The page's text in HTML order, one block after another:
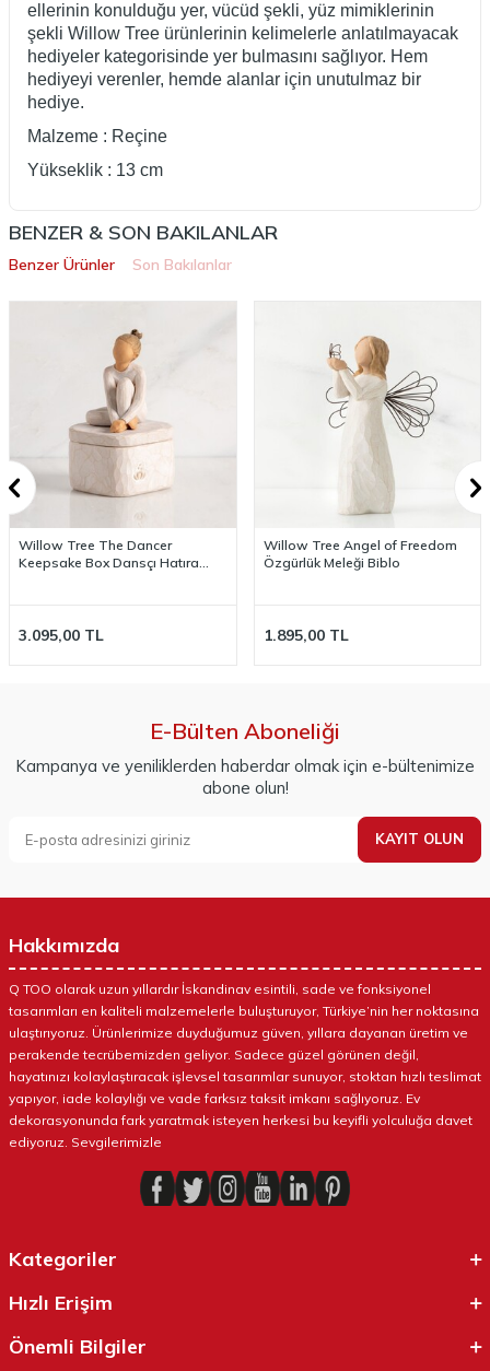
ellerinin konulduğu yer, vücüd şekli, yüz mimiklerinin
şekli Willow Tree ürünlerinin kelimelerle anlatılmayacak
hediyeler kategorisinde yer bulmasını sağlıyor. Hem
hediyeyi verenler, hemde alanlar için unutulmaz bir
hediye.
Malzeme : Reçine
Yükseklik : 13 cm
BENZER & SON BAKILANLAR
Benzer Ürünler Son Bakılanlar
Willow Tree Angel of Freedom
Özgürlük Meleği Biblo
1.895,00
Willow Tree Angel of Healing
Şifa Meleği Biblo
1.895,00
E-Bülten Aboneliği
Kampanya ve yeniliklerden haberdar olmak için e-bültenimize
abone olun!
KAYIT OLUN
Hakkımızda
Q TOO olarak uzun yıllardır İskandinav esintili, sade ve fonksiyonel
tasarımları en kaliteli malzemelerle buluşturuyor, Türkiye’nin her noktasına
ulaştırıyoruz. Ürünlerimize duyduğumuz güven, yıllara dayanan üretim ve
perakende tecrübemizden geliyor. Sadece güzel görünen değil,
hayatınızı kolaylaştıracak işlevsel tasarımlar sunuyor, stoktan hızlı teslimat
yapıyor, iade kolaylığı ve vade farksız taksit imkanı sağlıyoruz. Ev
dekorasyonunda fark yaratmak isteyen herkesi bu keyifli yolculuğa davet
ediyoruz. Sevgilerimizle
Kategoriler
Hızlı Erişim
Önemli Bilgiler